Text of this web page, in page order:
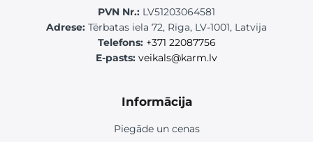
PVN Nr.: LV51203064581
Adrese: Tērbatas iela 72, Rīga, LV-1001, Latvija
Telefons: +371 22087756
E-pasts: veikals@karm.lv
Informācija
Piegāde un cenas